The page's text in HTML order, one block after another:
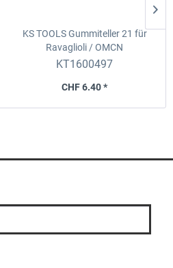
KS TOOLS Gummiteller 21 für
Ravaglioli / OMCN
Hebebühnen, Ø 150 mm
KT1600497
CHF 6.40 *